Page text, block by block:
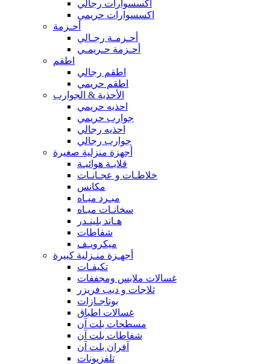
اكسسوارات رجالي
اكسسوارات حريمي
أحـزمة
أحـزمـة رجـالي
أحـزمة حـريمـي
اطقم
اطقم رجالي
اطقم حريمي
الأحذية & الجوارب
احذيه حريمي
جوارب حريمي
احذيه رجالي
جوارب رجالي
أجهزة منزلية صغيرة
قلايـة هوائيـة
خلاطـات و عجـانـات
مكانس
مبـرد ميـاه
سخانـات ميـاه
هـاند بلينـدر
شفاطات
ميكرويـف
أجهـزة منـزلية كبيرة
تكيفـات
غسالات ملابس ومجففات
ثلاجات و ديب فريزر
بوتاجـازات
غسالات اطباق
مسطحات بلت آن
شفاطات بلت آن
آفران بلت آن
تلفزيونات